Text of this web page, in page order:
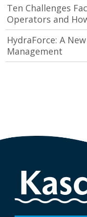
Ten Challenges
Operators and
HydraForce: A
Management